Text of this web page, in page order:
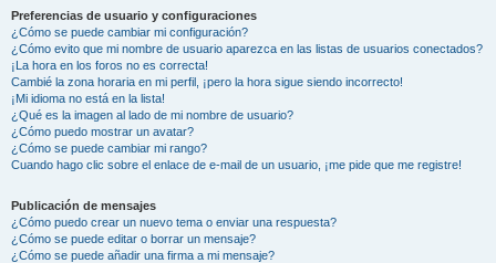
Preferencias de usuario y configuraciones
¿Cómo se puede cambiar mi configuración?
¿Cómo evito que mi nombre de usuario aparezca en las listas de usuarios conectados?
¡La hora en los foros no es correcta!
Cambié la zona horaria en mi perfil, ¡pero la hora sigue siendo incorrecto!
¡Mi idioma no está en la lista!
¿Qué es la imagen al lado de mi nombre de usuario?
¿Cómo puedo mostrar un avatar?
¿Cómo se puede cambiar mi rango?
Cuando hago clic sobre el enlace de e-mail de un usuario, ¡me pide que me registre!
Publicación de mensajes
¿Cómo puedo crear un nuevo tema o enviar una respuesta?
¿Cómo se puede editar o borrar un mensaje?
¿Cómo se puede añadir una firma a mi mensaje?